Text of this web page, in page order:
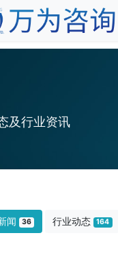
及行业资讯
闻 36 行业动态 164